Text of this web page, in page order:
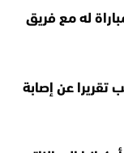
له مع فريق
تقريرا عن إصابة